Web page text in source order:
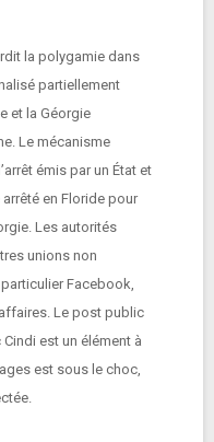
la polygamie dans
partiellement
et la Géorgie
Le mécanisme
émis par un État et
en Floride pour
Les autorités
unions non
Facebook,
Le post public
est un élément à
est sous le choc,